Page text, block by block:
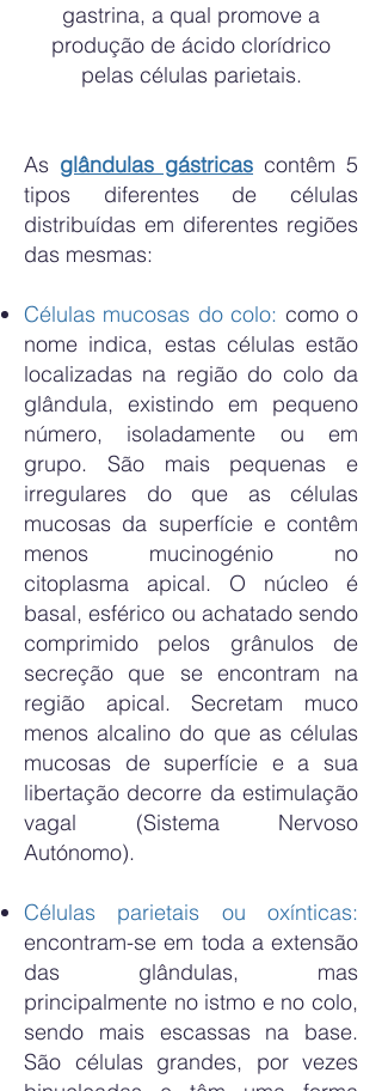
gastrina, a qual promove a
produção de ácido clorídrico
pelas células parietais.
As glândulas gástricas contêm 5
tipos diferentes de células
distribuídas em diferentes regiões
das mesmas:
Células mucosas do colo: como o
nome indica, estas células estão
localizadas na região do colo da
glândula, existindo em pequeno
número, isoladamente ou em
grupo. São mais pequenas e
irregulares do que as células
mucosas da superfície e contêm
menos mucinogénio no
citoplasma apical. O núcleo é
basal, esférico ou achatado sendo
comprimido pelos grânulos de
secreção que se encontram na
região apical. Secretam muco
menos alcalino do que as células
mucosas de superfície e a sua
libertação decorre da estimulação
vagal (Sistema Nervoso
Autónomo).
Células parietais ou oxínticas:
encontram-se em toda a extensão
das glândulas, mas
principalmente no istmo e no colo,
sendo mais escassas na base.
São células grandes, por vezes